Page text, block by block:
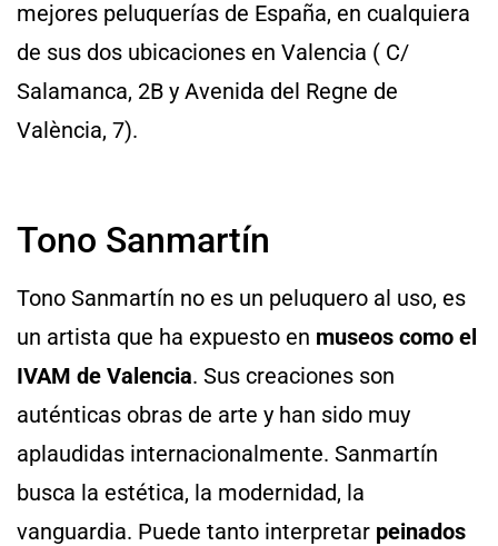
mejores peluquerías de España, en cualquiera
de sus dos ubicaciones en Valencia ( C/
Salamanca, 2B y Avenida del Regne de
València, 7).
Tono Sanmartín
Tono Sanmartín no es un peluquero al uso, es
un artista que ha expuesto en museos como el
IVAM de Valencia. Sus creaciones son
auténticas obras de arte y han sido muy
aplaudidas internacionalmente. Sanmartín
busca la estética, la modernidad, la
vanguardia. Puede tanto interpretar peinados